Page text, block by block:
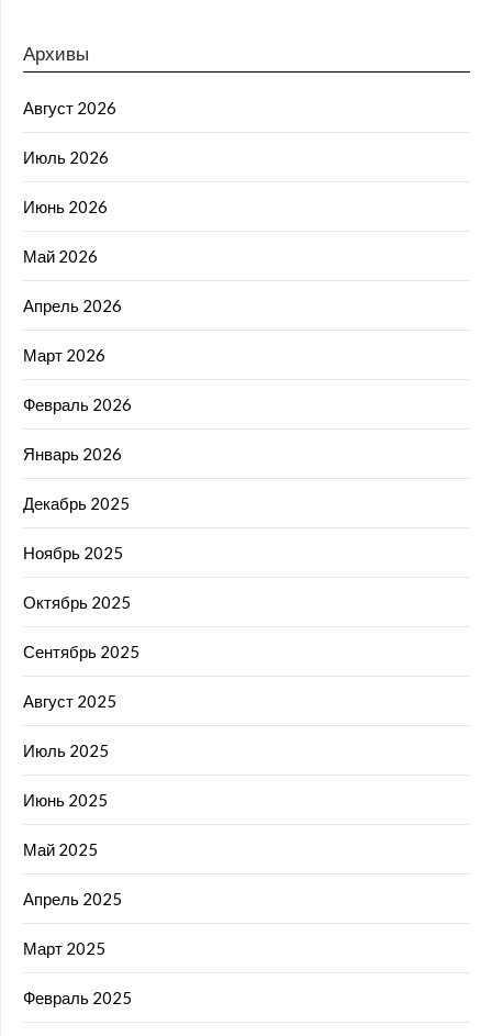
Архивы
Август 2026
Июль 2026
Июнь 2026
Май 2026
Апрель 2026
Март 2026
Февраль 2026
Январь 2026
Декабрь 2025
Ноябрь 2025
Октябрь 2025
Сентябрь 2025
Август 2025
Июль 2025
Июнь 2025
Май 2025
Апрель 2025
Март 2025
Февраль 2025